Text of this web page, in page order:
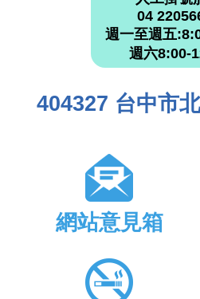
04
週一至週五
週六8:00-
404327 台中市
網站意見箱